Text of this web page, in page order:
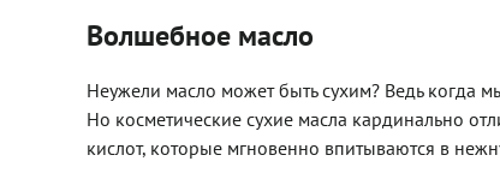
Волшебное масло
Неужели масло может быть сухим? Ведь когда
Но косметические сухие масла кардинально
кислот, которые мгновенно впитываются в